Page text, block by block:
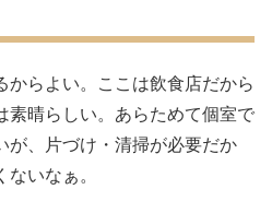
からよい。ここは飲食店だから
素晴らしい。あらためて個室で
が、片づけ・清掃が必要だか
いなぁ。